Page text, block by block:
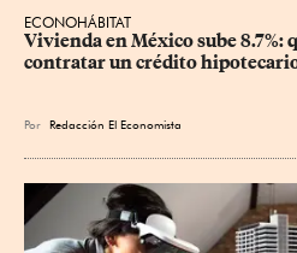
ECONOHÁBITAT
Vivienda en México sube 8.7%:
contratar un crédito
Por Redacción El Economista